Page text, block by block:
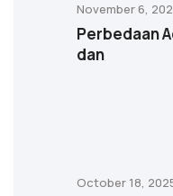
November 6,
Perbedaan
dan
October 18,